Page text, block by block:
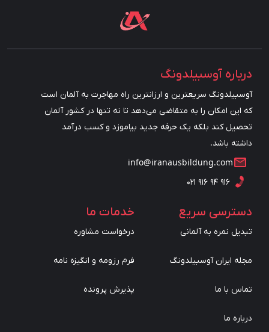
درباره آوسبیلدونگ
آوسبیلدونگ سریعترین و ارزانترین راه مهاجرت به آلمان است
که این امکان را به متقاضی می‌دهد تا نه تنها در کشور آلمان
تحصیل کند بلکه یک حرفه جدید بیاموزد و کسب درآمد
داشته باشد.
info@iranausbildung.com
۰۲۱ ۹۱۶ ۹۴ ۹۱۶
دسترسی سریع
تبدیل نمره به آلمانی
مجله ایران آوسبیلدونگ
تماس با ما
درباره ما
خدمات ما
درخواست مشاوره
فرم رزومه و انگیزه نامه
پذیرش پرونده